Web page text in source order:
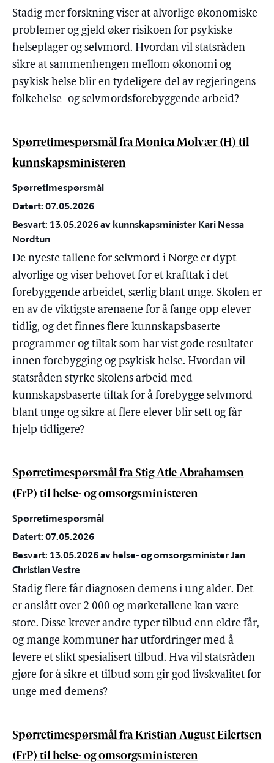
Stadig mer forskning viser at alvorlige økonomiske
problemer og gjeld øker risikoen for psykiske
helseplager og selvmord. Hvordan vil statsråden
sikre at sammenhengen mellom økonomi og
psykisk helse blir en tydeligere del av regjeringens
folkehelse- og selvmordsforebyggende arbeid?
Spørretimespørsmål fra Monica Molvær (H) til
kunnskapsministeren
Spørretimespørsmål
Datert: 07.05.2026
Besvart: 13.05.2026 av kunnskapsminister Kari Nessa
Nordtun
De nyeste tallene for selvmord i Norge er dypt
alvorlige og viser behovet for et krafttak i det
forebyggende arbeidet, særlig blant unge. Skolen er
en av de viktigste arenaene for å fange opp elever
tidlig, og det finnes flere kunnskapsbaserte
programmer og tiltak som har vist gode resultater
innen forebygging og psykisk helse. Hvordan vil
statsråden styrke skolens arbeid med
kunnskapsbaserte tiltak for å forebygge selvmord
blant unge og sikre at flere elever blir sett og får
hjelp tidligere?
Spørretimespørsmål fra Stig Atle Abrahamsen
(FrP) til helse- og omsorgsministeren
Spørretimespørsmål
Datert: 07.05.2026
Besvart: 13.05.2026 av helse- og omsorgsminister Jan
Christian Vestre
Stadig flere får diagnosen demens i ung alder. Det
er anslått over 2 000 og mørketallene kan være
store. Disse krever andre typer tilbud enn eldre får,
og mange kommuner har utfordringer med å
levere et slikt spesialisert tilbud. Hva vil statsråden
gjøre for å sikre et tilbud som gir god livskvalitet for
unge med demens?
Spørretimespørsmål fra Kristian August Eilertsen
(FrP) til helse- og omsorgsministeren